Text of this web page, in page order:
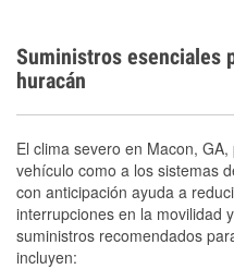
Suministros esenciales
huracán
El clima severo en Macon,
vehículo como a los sistemas
con anticipación ayuda a
interrupciones en la movilidad
suministros recomendados
incluyen: